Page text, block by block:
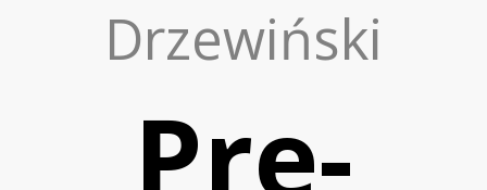
Zaloguj się
Drzewiński
Pre-